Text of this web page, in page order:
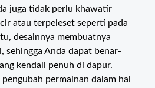
juga tidak perlu khawatir
atau terpeleset seperti pada
desainnya membuatnya
sehingga Anda dapat benar-
kendali penuh di dapur.
permainan dalam hal